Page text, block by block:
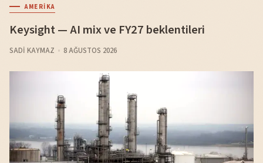
AMERIKA
Keysight — AI mix ve FY27 beklentileri
SADI KAYMAZ 8 AĞUSTOS 2026